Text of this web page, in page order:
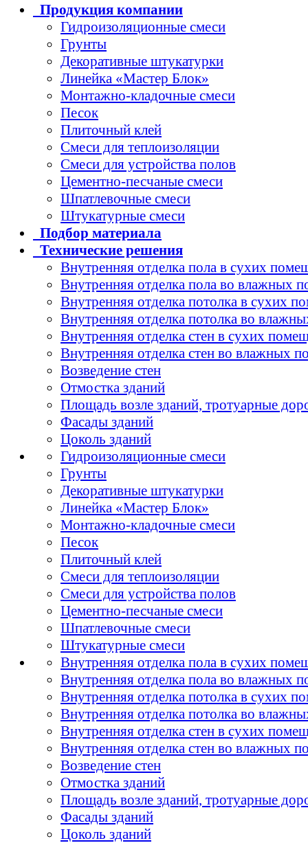
Продукция компании
Гидроизоляционные смеси
Грунты
Декоративные штукатурки
Линейка «Мастер Блок»
Монтажно-кладочные смеси
Песок
Плиточный клей
Смеси для теплоизоляции
Смеси для устройства полов
Цементно-песчаные смеси
Шпатлевочные смеси
Штукатурные смеси
Подбор материала
Технические решения
Внутренняя отделка пола в сухих
Внутренняя отделка пола во влажных
Внутренняя отделка потолка в сухих
Внутренняя отделка потолка во
Внутренняя отделка стен в сухих
Внутренняя отделка стен во влажных
Возведение стен
Отмостка зданий
Площадь возле зданий, тротуарные
Фасады зданий
Цоколь зданий
Гидроизоляционные смеси
Грунты
Декоративные штукатурки
Линейка «Мастер Блок»
Монтажно-кладочные смеси
Песок
Плиточный клей
Смеси для теплоизоляции
Смеси для устройства полов
Цементно-песчаные смеси
Шпатлевочные смеси
Штукатурные смеси
Внутренняя отделка пола в сухих
Внутренняя отделка пола во влажных
Внутренняя отделка потолка в сухих
Внутренняя отделка потолка во
Внутренняя отделка стен в сухих
Внутренняя отделка стен во влажных
Возведение стен
Отмостка зданий
Площадь возле зданий, тротуарные
Фасады зданий
Цоколь зданий